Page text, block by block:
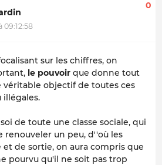
09:12:58
0
sur les chiffres, on
le pouvoir que donne tout
véritable objectif de toutes ces
illégales.
de toute une classe sociale, qui
renouveler un peu, d''où les
de sortie, on aura compris que
pourvu qu'il ne soit pas trop